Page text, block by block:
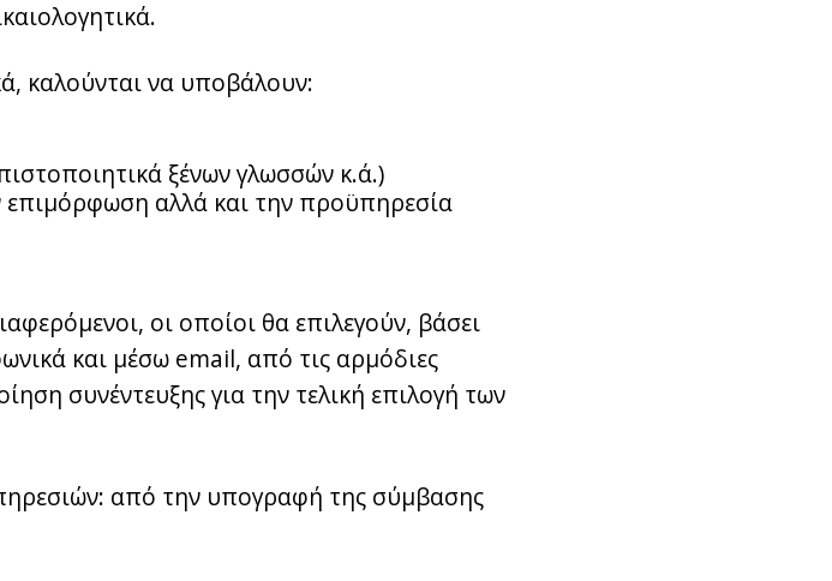
καλούνται να υποβάλουν:
ξένων γλωσσών κ.ά.)
αλλά και την προϋπηρεσία
οι οποίοι θα επιλεγούν, βάσει
και μέσω email, από τις αρμόδιες
συνέντευξης για την τελική επιλογή των
από την υπογραφή της σύμβασης